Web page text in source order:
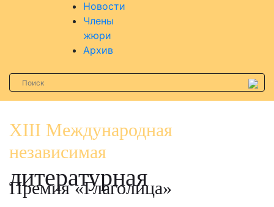
Новости
Члены
жюри
Архив
XIII Международная
независимая
литературная
Премия «Глаголица»